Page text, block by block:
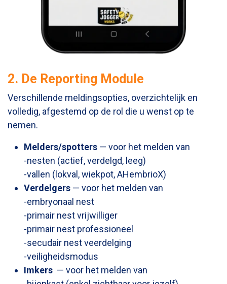
2. De Reporting Module
Verschillende meldingsopties, overzichtelijk en
volledig, afgestemd op de rol die u wenst op te
nemen.
Melders/spotters — voor het melden van
-nesten (actief, verdelgd, leeg)
-vallen (lokval, wiekpot, AHembrioX)
Verdelgers — voor het melden van
-embryonaal nest
-primair nest vrijwilliger
-primair nest professioneel
-secudair nest veerdelging
-veiligheidsmodus
Imkers — voor het melden van